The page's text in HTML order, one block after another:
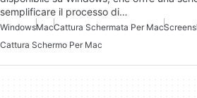
semplificare il processo di…
WindowsMacCattura Schermata Per Mac
Cattura Schermo Per Mac